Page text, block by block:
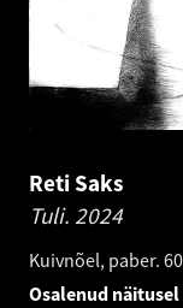
Reti Saks
Tuli. 2024
Kuivnõel, paber.
Osalenud näitusel